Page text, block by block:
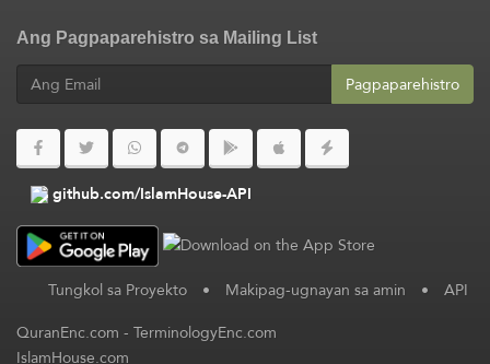
Ang Pagpaparehistro sa Mailing List
Pagpaparehistro
github.com/IslamHouse-API
Tungkol sa Proyekto • Makipag-ugnayan sa amin • API
QuranEnc.com-TerminologyEnc.com
IslamHouse.com